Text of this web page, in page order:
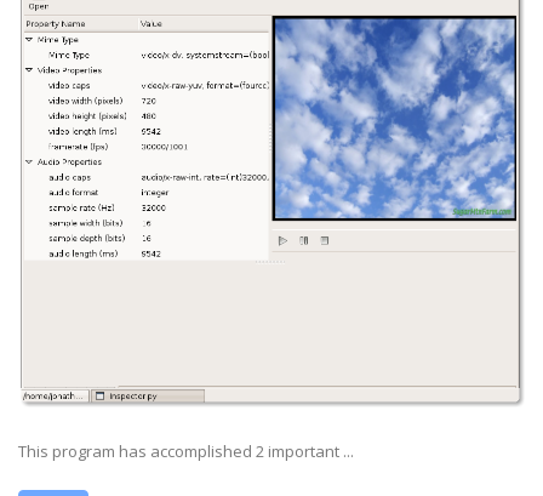
This program has accomplished 2 important ...